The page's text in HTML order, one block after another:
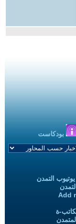
بودكاست
التمدن
Add
ة